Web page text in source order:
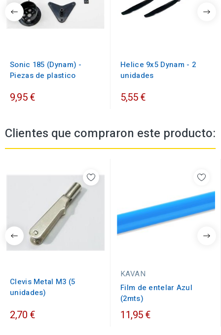
Sonic 185 (Dynam) -
Piezas de plastico
9,95 €
Helice 9x5 Dynam - 2
unidades
5,55 €
Clientes que compraron este producto:
Clevis Metal M3 (5
unidades)
2,70 €
KAVAN
Film de entelar Azul
(2mts)
11,95 €